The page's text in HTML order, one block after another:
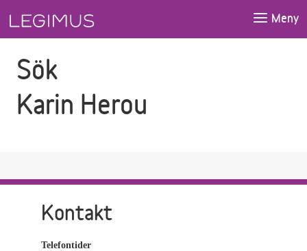
Meny
Sök
Karin Herou
Kontakt
Telefontider